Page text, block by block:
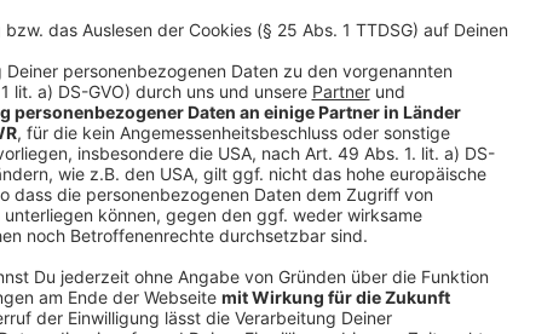
Am EvB in Wipperfürth sind zwei Schüler auf ihren Wunsch hin
Schulleiter hat mit den beiden anschließend ein Treffen
Ihm wäre lieber, die Schüler fingen bei sich selbst an, das Klima
Demonstrationen.
Am DBG Bergisch Gladbach ist Schulleiter Frank Bäcker ein
seinem Bedauern sind am Freitag dort die Vorabi-Klausuren,
nicht nach Köln kann. Einzelne Beurlaubungen soll es aber geben.
Anzeige
©privat